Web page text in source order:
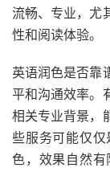
流畅、专业，尤
性和阅读体验。
英语润色是否靠
平和沟通效率。
相关专业背景，
些服务可能仅
色，效果自然